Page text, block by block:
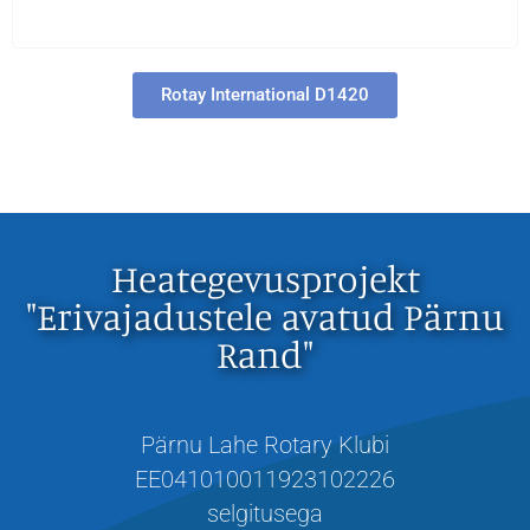
Rotay International D1420
Heategevusprojekt
"Erivajadustele avatud Pärnu
Rand"
Pärnu Lahe Rotary Klubi
EE041010011923102226
selgitusega